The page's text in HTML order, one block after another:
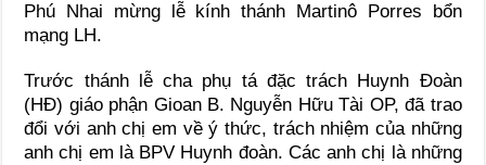
Phú Nhai mừng lễ kính thánh Martinô Porres bổn
mạng LH.
Trước thánh lễ cha phụ tá đặc trách Huynh Đoàn
(HĐ) giáo phận Gioan B. Nguyễn Hữu Tài OP, đã trao
đổi với anh chị em về ý thức, trách nhiệm của những
anh chị em là BPV Huynh đoàn. Các anh chị là những